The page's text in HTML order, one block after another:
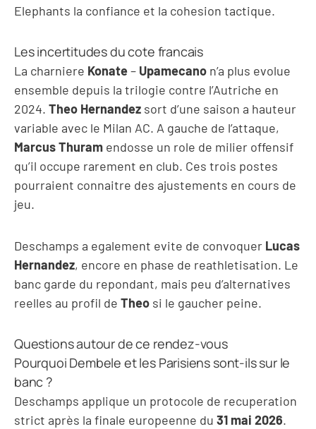
Elephants la confiance et la cohesion tactique.
Les incertitudes du cote francais
La charniere Konate– Upamecano n’a plus evolue
ensemble depuis la trilogie contre l’Autriche en
2024. Theo Hernandez sort d’une saison a hauteur
variable avec le Milan AC. A gauche de l’attaque,
Marcus Thuram endosse un role de milier offensif
qu’il occupe rarement en club. Ces trois postes
pourraient connaitre des ajustements en cours de
jeu.
Deschamps a egalement evite de convoquer Lucas
Hernandez, encore en phase de reathletisation. Le
banc garde du repondant, mais peu d’alternatives
reelles au profil de Theo si le gaucher peine.
Questions autour de ce rendez-vous
Pourquoi Dembele et les Parisiens sont-ils sur le
banc ?
Deschamps applique un protocole de recuperation
strict après la finale europeenne du 31 mai 2026.